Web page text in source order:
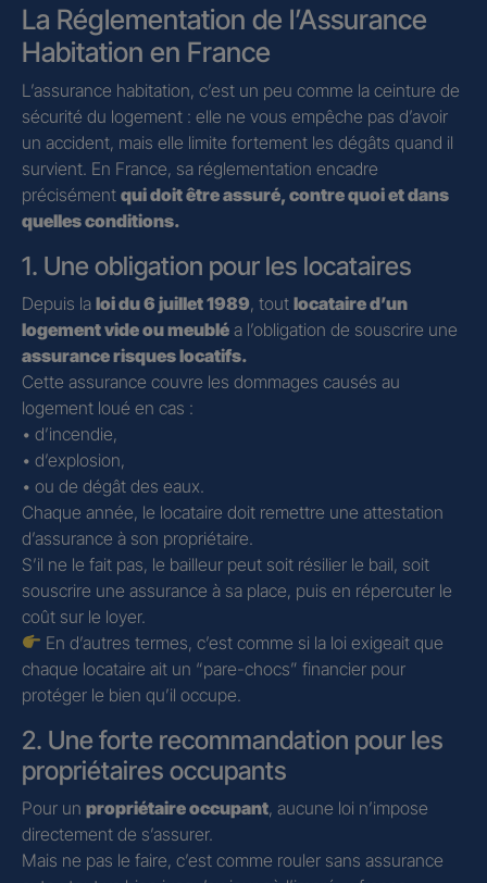
La Réglementation de l’Assurance
Habitation en France
L’assurance habitation, c’est un peu comme la ceinture de
sécurité du logement : elle ne vous empêche pas d’avoir
un accident, mais elle limite fortement les dégâts quand il
survient. En France, sa réglementation encadre
précisément qui doit être assuré, contre quoi et dans
quelles conditions.
1. Une obligation pour les locataires
Depuis la loi du 6 juillet 1989, tout locataire d’un
logement vide ou meublé a l’obligation de souscrire une
assurance risques locatifs.
Cette assurance couvre les dommages causés au
logement loué en cas :
• d’incendie,
• d’explosion,
• ou de dégât des eaux.
Chaque année, le locataire doit remettre une attestation
d’assurance à son propriétaire.
S’il ne le fait pas, le bailleur peut soit résilier le bail, soit
souscrire une assurance à sa place, puis en répercuter le
coût sur le loyer.
En d’autres termes, c’est comme si la loi exigeait que
chaque locataire ait un “pare-chocs” financier pour
protéger le bien qu’il occupe.
2. Une forte recommandation pour les
propriétaires occupants
Pour un propriétaire occupant, aucune loi n’impose
directement de s’assurer.
Mais ne pas le faire, c’est comme rouler sans assurance